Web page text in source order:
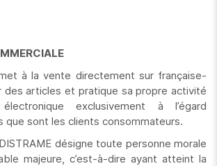
à la vente directement sur française-
des articles et pratique sa propre activité
exclusivement à l’égard
que sont les clients consommateurs.
désigne toute personne morale
majeure, c’est-à-dire ayant atteint la